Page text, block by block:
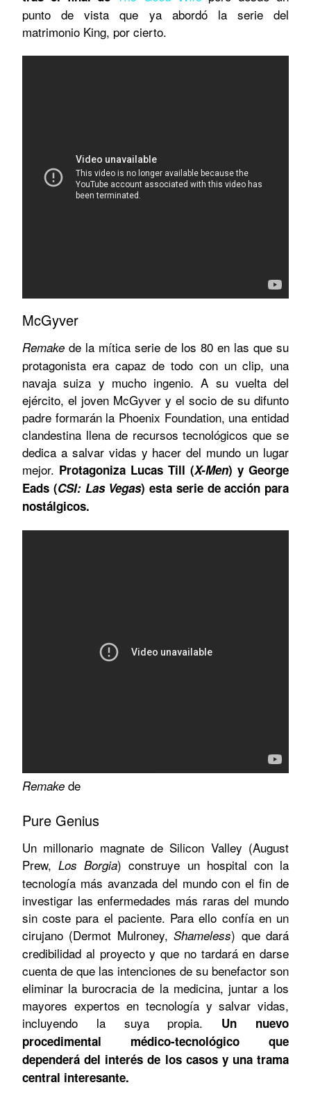
punto de vista que ya abordó la serie del
matrimonio King, por cierto.
McGyver
Remake de la mítica serie de los 80 en las que su
protagonista era capaz de todo con un clip, una
navaja suiza y mucho ingenio. A su vuelta del
ejército, el joven McGyver y el socio de su difunto
padre formarán la Phoenix Foundation, una entidad
clandestina llena de recursos tecnológicos que se
dedica a salvar vidas y hacer del mundo un lugar
mejor. Protagoniza Lucas Till (X-Men) y George
Eads (CSI: Las Vegas) esta serie de acción para
nostálgicos.
Remake de
Pure Genius
Un millonario magnate de Silicon Valley (August
Prew,Los Borgia) construye un hospital con la
tecnología más avanzada del mundo con el fin de
investigar las enfermedades más raras del mundo
sin coste para el paciente. Para ello confía en un
cirujano (Dermot Mulroney,Shameless) que dará
credibilidad al proyecto y que no tardará en darse
cuenta de que las intenciones de su benefactor son
eliminar la burocracia de la medicina, juntar a los
mayores expertos en tecnología y salvar vidas,
incluyendo la suya propia. Un nuevo
procedimental médico-tecnológico que
dependerá del interés de los casos y una trama
central interesante.